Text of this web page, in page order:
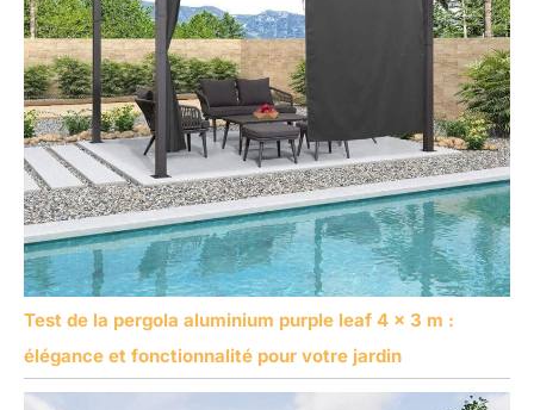
Test de la pergola aluminium purple leaf 4 x 3 m :
élégance et fonctionnalité pour votre jardin